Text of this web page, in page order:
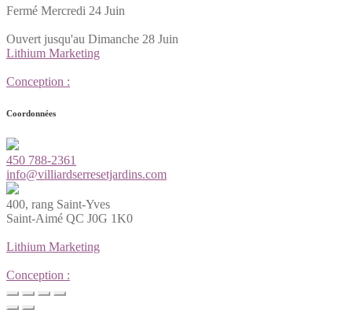
Fermé Mercredi 24 Juin
Ouvert jusqu'au Dimanche 28 Juin
Lithium Marketing
Conception :
Coordonnées
450 788-2361
info@villiardserresetjardins.com
400, rang Saint-Yves
Saint-Aimé QC J0G 1K0
Lithium Marketing
Conception :